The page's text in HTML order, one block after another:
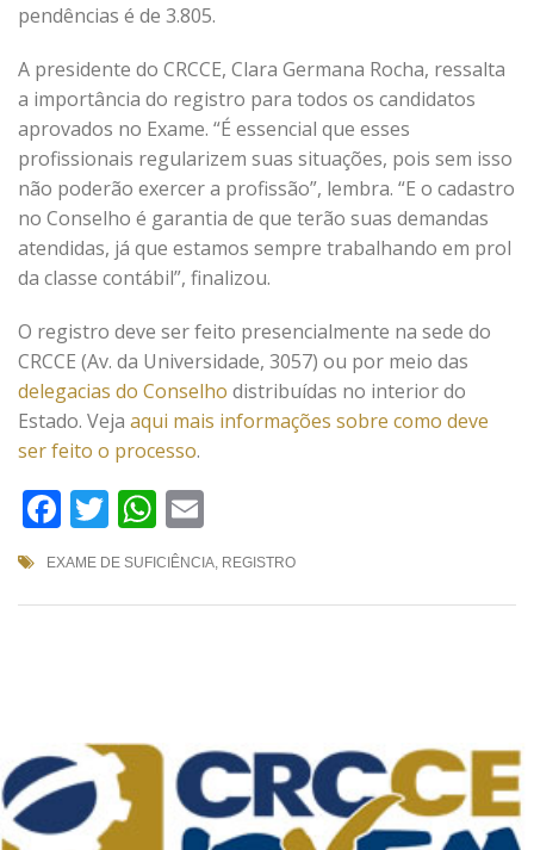
pendências é de 3.805.
A presidente do CRCCE, Clara Germana Rocha, ressalta
a importância do registro para todos os candidatos
aprovados no Exame. “É essencial que esses
profissionais regularizem suas situações, pois sem isso
não poderão exercer a profissão”, lembra. “E o cadastro
no Conselho é garantia de que terão suas demandas
atendidas, já que estamos sempre trabalhando em prol
da classe contábil”, finalizou.
O registro deve ser feito presencialmente na sede do
CRCCE (Av. da Universidade, 3057) ou por meio das
delegacias do Conselho distribuídas no interior do
Estado. Veja aqui mais informações sobre como deve
ser feito o processo.
Facebook
TwitterWhatsApp
EXAME DE SUFICIÊNCIA, REGISTRO